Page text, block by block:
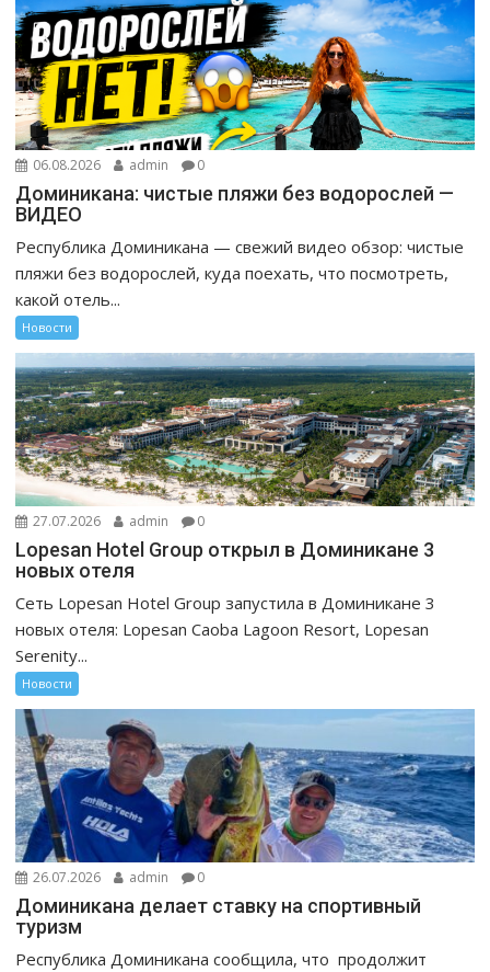
06.08.2026 admin 0
Доминикана: чистые пляжи без водорослей —
ВИДЕО
Республика Доминикана — свежий видео обзор: чистые
пляжи без водорослей, куда поехать, что посмотреть,
какой отель...
Новости
27.07.2026 admin 0
Lopesan Hotel Group открыл в Доминикане 3
новых отеля
Сеть Lopesan Hotel Group запустила в Доминикане 3
новых отеля: Lopesan Caoba Lagoon Resort, Lopesan
Serenity...
Новости
26.07.2026 admin 0
Доминикана делает ставку на спортивный
туризм
Республика Доминикана сообщила, что продолжит